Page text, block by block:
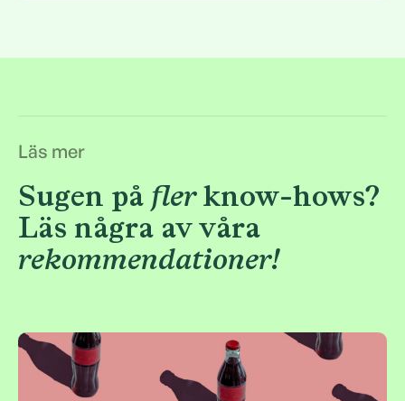
Kontakta mig
Läs mer
Sugen på flerknow-hows?
Läs några av våra
rekommendationer!